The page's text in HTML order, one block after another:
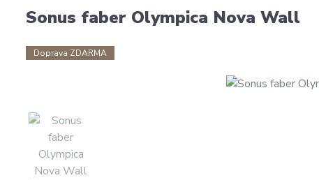
Sonus faber Olympica Nova Wall
Doprava ZDARMA